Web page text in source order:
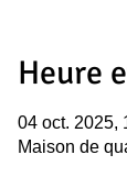
Heure
04 oct. 2025,
Maison de